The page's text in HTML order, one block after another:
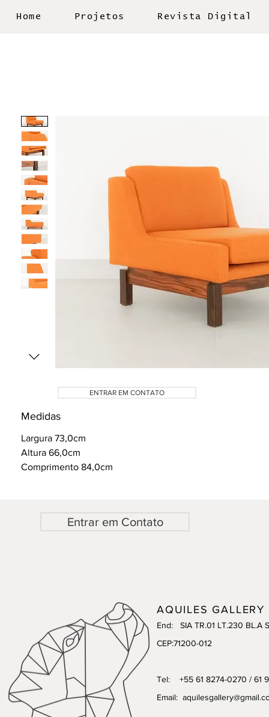
Home Projetos Revista Digital
Medidas
Largura 73,0cm
Altura 66,0cm
Comprimento 84,0cm
ENTRAR EM CONTATO
Entrar em Contato
AQUILES GALLERY
End: SIA TR.01 LT.230 BL.A
CEP:71200-012
Tel: +55 61 8274-0270 / 61
Email: